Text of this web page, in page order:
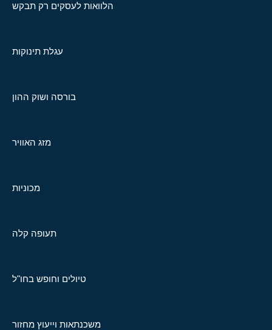
הלוואות לעסקים רק תבקש
עגלת תינוקות
בורסה ושוק ההון
מזג האוויר
מכוניות
תעופה קלה
טיולים וחופש בחו"ל
משכנתאות וייעוץ מחזור